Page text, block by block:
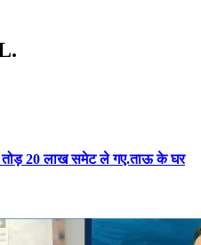
तोड़ 20 लाख समेट ले गए.ताऊ के घर